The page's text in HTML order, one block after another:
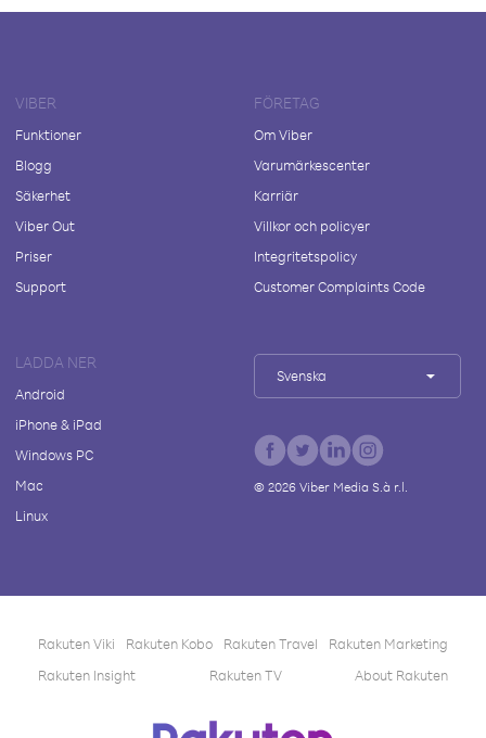
VIBER
Funktioner
Blogg
Säkerhet
Viber Out
Priser
Support
FÖRETAG
Om Viber
Varumärkescenter
Karriär
Villkor och policyer
Integritetspolicy
Customer Complaints Code
LADDA NER
Android
iPhone & iPad
Windows PC
Mac
Linux
Svenska
© 2026Viber Media S.à r.l.
Rakuten Viki Rakuten Kobo Rakuten Travel
Rakuten Marketing
Rakuten Insight
Rakuten TV About Rakuten